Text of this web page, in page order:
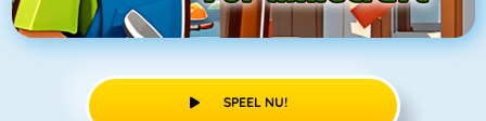
SPEEL NU!